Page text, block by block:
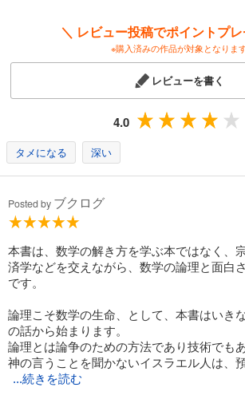
＼ レビュー投稿でポイントプ
※購入済みの作品が対象となりま
レビューを書く
4.0
タメになる 深い
Posted by ブクログ
本書は、数学の解き方を学ぶ本ではなく、
済学などを交えながら、数学の論理と面白
です。
論理こそ数学の生命、として、本書はいき
の話から始まります。
論理とは論争のための方法であり技術でもあ
神の言うことを聞かないイスラエル人は、
...続きを読む